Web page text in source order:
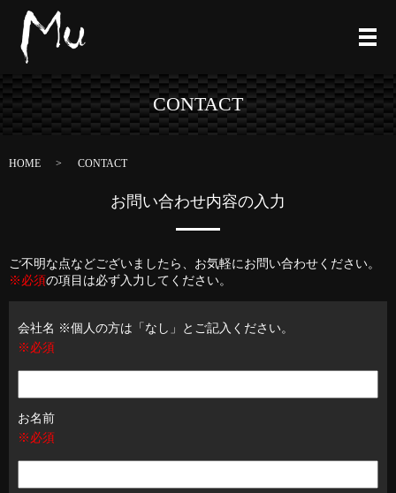
CONTACT
HOME CONTACT
お問い合わせ内容の入力
ご不明な点などございましたら、お気軽にお問い合わせください。
※必須の項目は必ず入力してください。
会社名 ※個人の方は「なし」とご記入ください。
※必須
お名前
※必須